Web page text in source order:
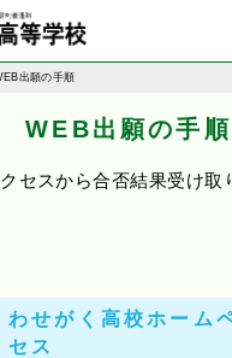
出願の手順
WEB出願の手順
セスから合否結果受け取
わせがく高校ホーム
セス